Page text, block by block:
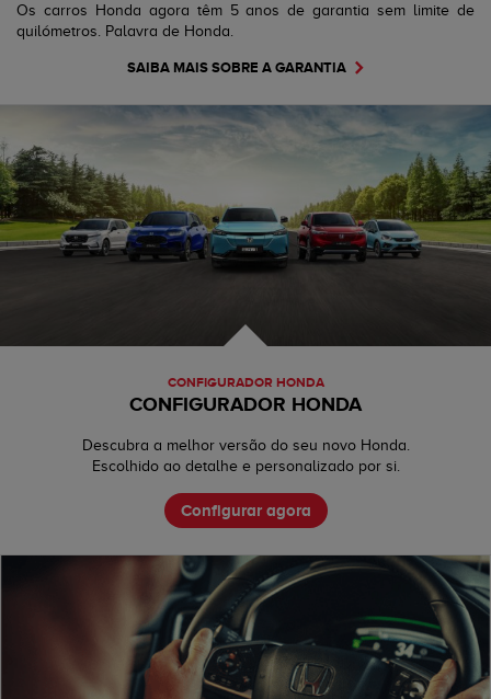
Os carros Honda agora têm 5 anos de garantia sem limite de
quilómetros. Palavra de Honda.
SAIBA MAIS SOBRE A GARANTIA
CONFIGURADOR HONDA
CONFIGURADOR HONDA
Descubra a melhor versão do seu novo Honda.
Escolhido ao detalhe e personalizado por si.
Configurar agora